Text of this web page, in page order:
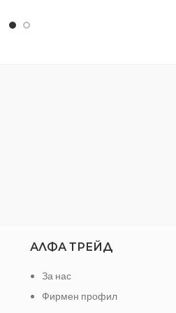
АЛФА ТРЕЙД
За нас
Фирмен профил